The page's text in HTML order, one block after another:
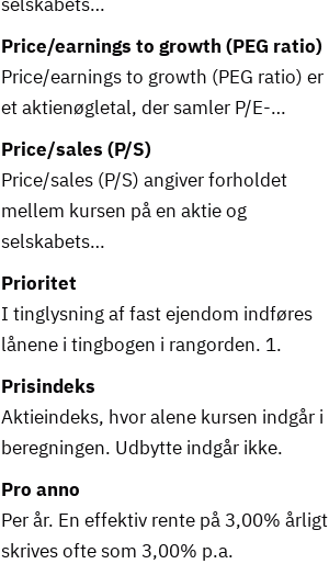
Price/earnings to growth (PEG ratio)
Price/earnings to growth (PEG ratio) er
et aktienøgletal, der samler P/E-…
Price/sales (P/S)
Price/sales (P/S) angiver forholdet
mellem kursen på en aktie og
selskabets…
Prioritet
I tinglysning af fast ejendom indføres
lånene i tingbogen i rangorden. 1.
Prisindeks
Aktieindeks, hvor alene kursen indgår i
beregningen. Udbytte indgår ikke.
Pro anno
Per år. En effektiv rente på 3,00% årligt
skrives ofte som 3,00% p.a.